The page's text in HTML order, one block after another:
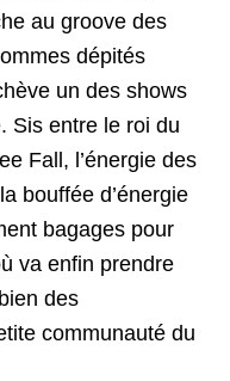
au groove des
dépités
un des shows
Sis entre le roi du
Fall, l’énergie des
bouffée d’énergie
bagages pour
va enfin prendre
des
communauté du